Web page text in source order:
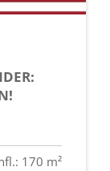
170 m²